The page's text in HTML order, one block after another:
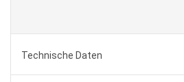
Technische Daten